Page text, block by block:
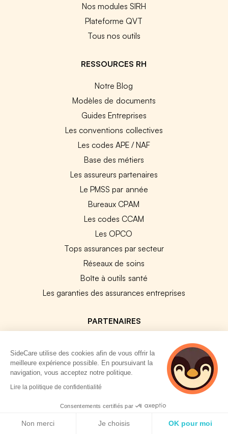
Nos modules SIRH
Plateforme QVT
Tous nos outils
RESSOURCES RH
Notre Blog
Modèles de documents
Guides Entreprises
Les conventions collectives
Les codes APE / NAF
Base des métiers
Les assureurs partenaires
Le PMSS par année
Bureaux CPAM
Les codes CCAM
Les OPCO
Tops assurances par secteur
Réseaux de soins
Boîte à outils santé
Les garanties des assurances entreprises
PARTENAIRES
Assureurs Partenaires
Payfit & SideCare
Lucca & SideCare
Nibelis & SideCare
SideCare utilise des cookies afin de vous offrir la
meilleure expérience possible. En poursuivant la
navigation, vous acceptez notre politique.
Lire la politique de confidentialité
Consentements certifiés par
Non merci Je choisis OK pour moi
2 personnes
consultent
actuellement cette